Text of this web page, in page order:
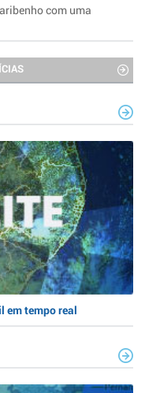
com uma
em tempo real